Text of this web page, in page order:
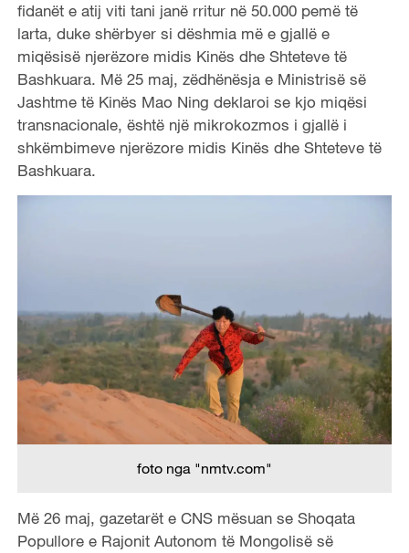
fidanët e atij viti tani janë rritur në 50.000 pemë të
larta, duke shërbyer si dëshmia më e gjallë e
miqësisë njerëzore midis Kinës dhe Shteteve të
Bashkuara. Më 25 maj, zëdhënësja e Ministrisë së
Jashtme të Kinës Mao Ning deklaroi se kjo miqësi
transnacionale, është një mikrokozmos i gjallë i
shkëmbimeve njerëzore midis Kinës dhe Shteteve të
Bashkuara.
foto nga "nmtv.com"
Më 26 maj, gazetarët e CNS mësuan se Shoqata
Popullore e Rajonit Autonom të Mongolisë së